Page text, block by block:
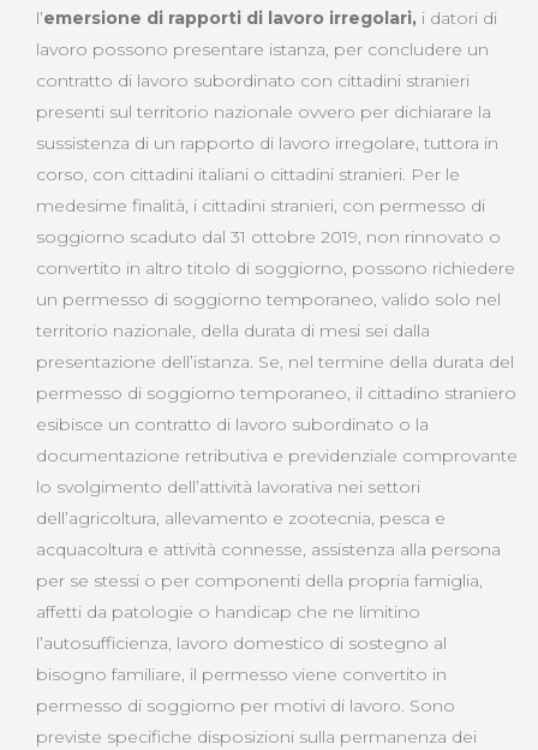
l’emersione di rapporti di lavoro irregolari, i datori di
lavoro possono presentare istanza, per concludere un
contratto di lavoro subordinato con cittadini stranieri
presenti sul territorio nazionale ovvero per dichiarare la
sussistenza di un rapporto di lavoro irregolare, tuttora in
corso, con cittadini italiani o cittadini stranieri. Per le
medesime finalità, i cittadini stranieri, con permesso di
soggiorno scaduto dal 31 ottobre 2019, non rinnovato o
convertito in altro titolo di soggiorno, possono richiedere
un permesso di soggiorno temporaneo, valido solo nel
territorio nazionale, della durata di mesi sei dalla
presentazione dell’istanza. Se, nel termine della durata del
permesso di soggiorno temporaneo, il cittadino straniero
esibisce un contratto di lavoro subordinato o la
documentazione retributiva e previdenziale comprovante
lo svolgimento dell’attività lavorativa nei settori
dell’agricoltura, allevamento e zootecnia, pesca e
acquacoltura e attività connesse, assistenza alla persona
per se stessi o per componenti della propria famiglia,
affetti da patologie o handicap che ne limitino
l’autosufficienza, lavoro domestico di sostegno al
bisogno familiare, il permesso viene convertito in
permesso di soggiorno per motivi di lavoro. Sono
previste specifiche disposizioni sulla permanenza dei